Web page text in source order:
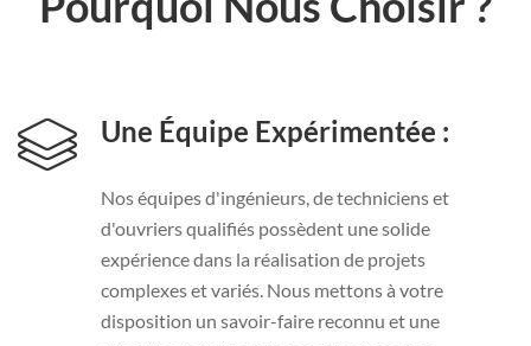
Une Équipe Expérimentée :
Nos équipes d'ingénieurs, de techniciens et
d'ouvriers qualifiés possèdent une solide
expérience dans la réalisation de projets
complexes et variés. Nous mettons à votre
disposition un savoir-faire reconnu et une